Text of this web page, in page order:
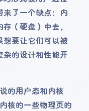
来了一个缺点：内
（硬盘）中去，
想要让它们可以被
杂的设计和性能开
的用户态和内核
核的一些物理页的